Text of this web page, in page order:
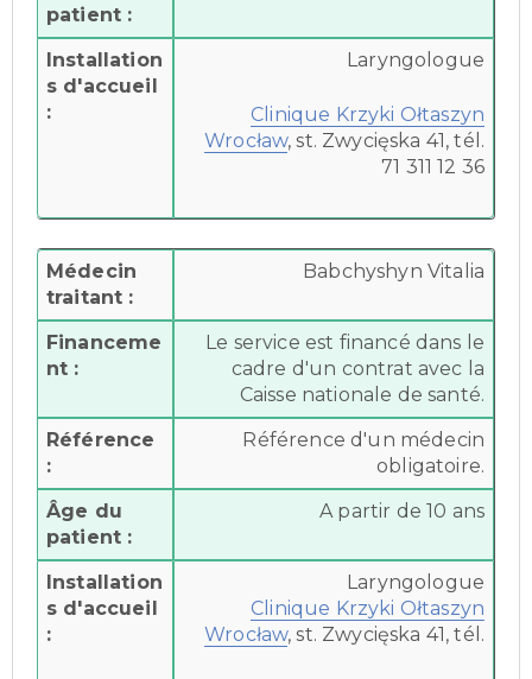
patient :
Installation
s d'accueil
:
Laryngologue
Clinique Krzyki Ołtaszyn
Wrocław, st. Zwycięska 41, tél.
71 311 12 36
Médecin
traitant :
Babchyshyn Vitalia
Financeme
nt :
Le service est financé dans le
cadre d'un contrat avec la
Caisse nationale de santé.
Référence
:
Référence d'un médecin
obligatoire.
Âge du
patient :
A partir de 10 ans
Installation
s d'accueil
:
Laryngologue
Clinique Krzyki Ołtaszyn
Wrocław, st. Zwycięska 41, tél.